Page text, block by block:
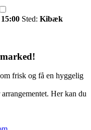
Sted: Kibæk
frisk og få en hyggelig
Her kan du